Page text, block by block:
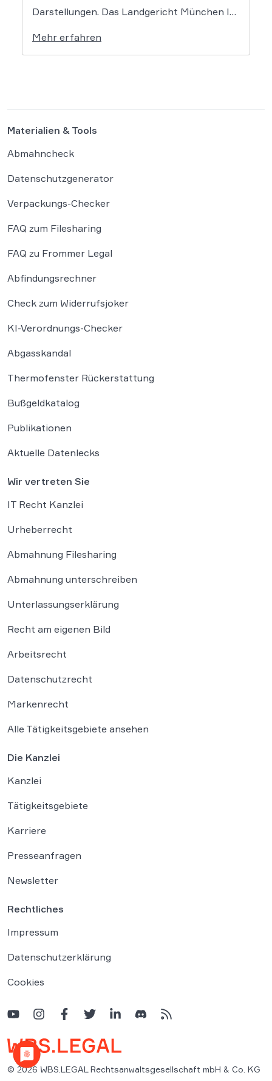
Darstellungen. Das Landgericht München I
rechtliche Grenzen. Werden durch die
automatisierten KI-Zusammenfassungen
Mehr erfahren
Materialien & Tools
Abmahncheck
Datenschutzgenerator
Verpackungs-Checker
FAQ zum Filesharing
FAQ zu Frommer Legal
Abfindungsrechner
Check zum Widerrufsjoker
KI-Verordnungs-Checker
Abgasskandal
Thermofenster Rückerstattung
Bußgeldkatalog
Publikationen
Aktuelle Datenlecks
Wir vertreten Sie
IT Recht Kanzlei
Urheberrecht
Abmahnung Filesharing
Abmahnung unterschreiben
Unterlassungserklärung
Recht am eigenen Bild
Arbeitsrecht
Datenschutzrecht
Markenrecht
Alle Tätigkeitsgebiete ansehen
Die Kanzlei
Kanzlei
Tätigkeitsgebiete
Karriere
Presseanfragen
Newsletter
Rechtliches
Impressum
Datenschutzerklärung
Cookies
© 2026 WBS.LEGAL Rechtsanwaltsgesellschaft mbH & Co. KG